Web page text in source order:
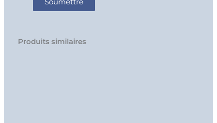
Produits similaires